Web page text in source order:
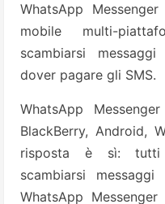
WhatsApp
mobile multi-
scambiarsi
dover pagare gli SMS.
WhatsApp
BlackBerry, Android,
risposta è sì: tutti
scambiarsi
WhatsApp